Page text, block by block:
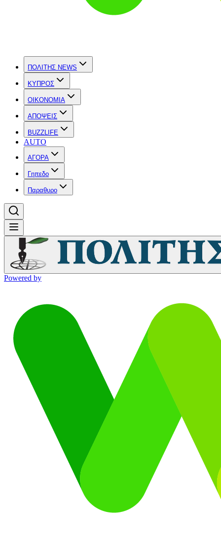
ΠΟΛΙΤΗΣ NEWS
ΚΥΠΡΟΣ
OIKONOMIA
ΑΠΟΨΕΙΣ
BUZZLIFE
AUTO
ΑΓΟΡΑ
Γηπεδο
Παραθυρο
Powered by